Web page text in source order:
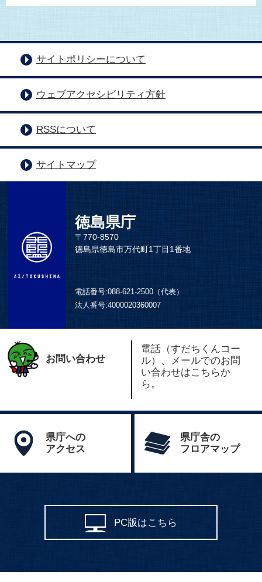
サイトポリシーについて
ウェブアクセシビリティ方針
RSSについて
サイトマップ
徳島県庁
〒770-8570
徳島県徳島市万代町1丁目1番地
電話番号:088-621-2500（代表）
法人番号:4000020360007
お問い合わせ
電話（すだちくんコー
ル）、メールでのお問
い合わせはこちらか
ら。
県庁への
アクセス
県庁舎の
フロアマップ
PC版はこちら